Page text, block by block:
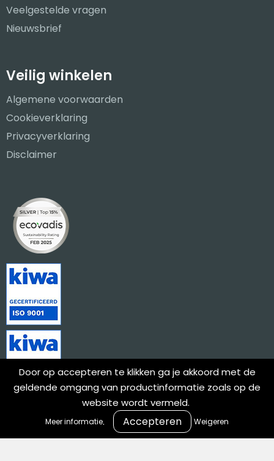
Veelgestelde vragen
Nieuwsbrief
Veilig winkelen
Algemene voorwaarden
Cookieverklaring
Privacyverklaring
Disclaimer
Door op accepteren te klikken ga je akkoord met de
geldende omgang van productinformatie zoals op de
website wordt vermeld.
Meer informatie. Weigeren